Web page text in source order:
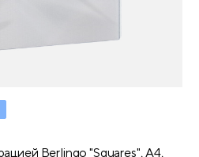
Berlingo "Squares", А4,